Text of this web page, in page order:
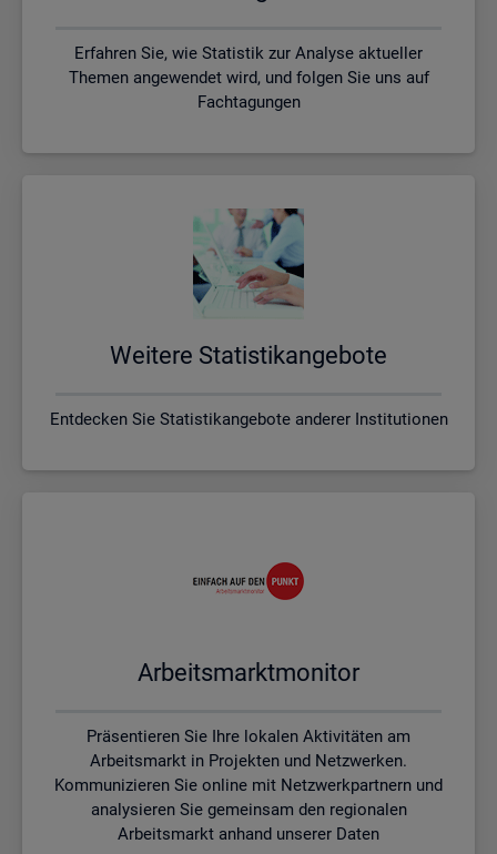
Erfahren Sie, wie Statistik zur Analyse aktueller
Themen angewendet wird, und folgen Sie uns auf
Fachtagungen
Wei­te­re Sta­tis­tik­an­ge­bo­te
Entdecken Sie Statistikangebote anderer Institutionen
Ar­beits­markt­mo­ni­tor
Präsentieren Sie Ihre lokalen Aktivitäten am
Arbeitsmarkt in Projekten und Netzwerken.
Kommunizieren Sie online mit Netzwerkpartnern und
analysieren Sie gemeinsam den regionalen
Arbeitsmarkt anhand unserer Daten